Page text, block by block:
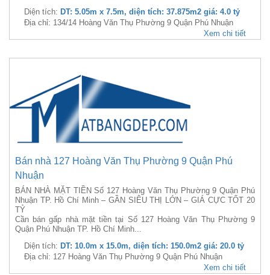
Diện tích: DT: 5.05m x 7.5m, diện tích: 37.875m2 giá: 4.0 tỷ
Địa chỉ: 134/14 Hoàng Văn Thụ Phường 9 Quận Phú Nhuận
Xem chi tiết
Bán nhà 127 Hoàng Văn Thụ Phường 9 Quận Phú
Nhuận
BÁN NHÀ MẶT TIỀN Số 127 Hoàng Văn Thụ Phường 9 Quận Phú
Nhuận TP. Hồ Chí Minh – GẦN SIÊU THỊ LỚN – GIÁ CỰC TỐT 20
TỶ
Cần bán gấp nhà mặt tiền tại Số 127 Hoàng Văn Thụ Phường 9
Quận Phú Nhuận TP. Hồ Chí Minh...
Diện tích: DT: 10.0m x 15.0m, diện tích: 150.0m2 giá: 20.0 tỷ
Địa chỉ: 127 Hoàng Văn Thụ Phường 9 Quận Phú Nhuận
Xem chi tiết